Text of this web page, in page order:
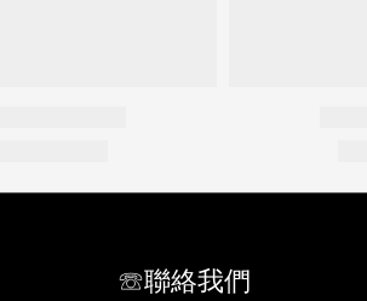
☏聯絡我們